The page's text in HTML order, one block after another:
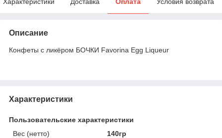
Описание
Конфеты с ликёром БОЧКИ Favorina Egg Liqueur
Характеристики
Пользовательские характеристики
Вес (нетто)
140гр